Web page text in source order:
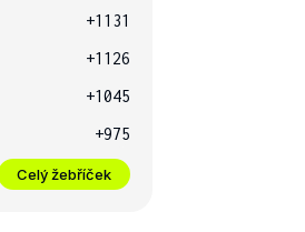
+1131
+1126
+1045
+975
Celý žebříček